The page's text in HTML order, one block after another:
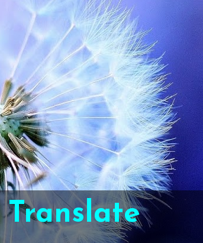
Translate